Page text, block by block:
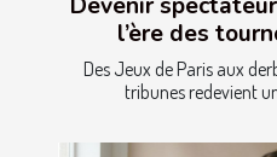
Devenir
l’ère des
Des Jeux de Paris aux
tribunes redevient